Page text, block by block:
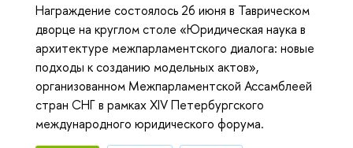
Награждение состоялось 26 июня в Таврическом
дворце на круглом столе «Юридическая наука в
архитектуре межпарламентского диалога: новые
подходы к созданию модельных актов»,
организованном Межпарламентской Ассамблеей
стран СНГ в рамках XIV Петербургского
международного юридического форума.